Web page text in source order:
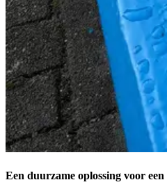
Een duurzame oplossing voor